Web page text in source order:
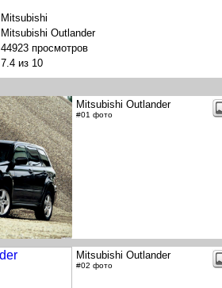
Mitsubishi
Mitsubishi Outlander
44923 просмотров
7.4 из 10
Mitsubishi Outlander
#01 фото
Mitsubishi Outlander
#02 фото